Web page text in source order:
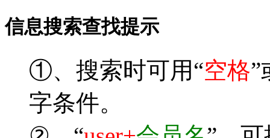
信息搜索查找提示
①、搜索时可用“空格”
字条件。